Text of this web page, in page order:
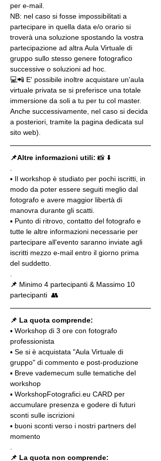
per e-mail.
NB: nel caso si fosse impossibilitati a
partecipare in quella data e/o orario si
troverà una soluzione spostando la vostra
partecipazione ad altra Aula Virtuale di
gruppo sullo stesso genere fotografico
successive o soluzioni ad hoc.
💻📲 E' possibile inoltre acquistare un'aula
virtuale privata se si preferisce una totale
immersione da soli a tu per tu col master.
Anche successivamente, nel caso si decida
a posteriori, tramite la pagina dedicata sul
sito web).
📌Altre informazioni utili: 📸 ⬇️
▪️ Il workshop è studiato per pochi iscritti, in
modo da poter essere seguiti meglio dal
fotografo e avere maggior libertà di
manovra durante gli scatti.
▪️ Punto di ritrovo, contatto del fotografo e
tutte le altre informazioni necessarie per
partecipare all'evento saranno inviate agli
iscritti mezzo e-mail entro il giorno prima
del suddetto.
📌 Minimo 4 partecipanti & Massimo 10
partecipanti  👥
📌 La quota comprende:
▪️ Workshop di 3 ore con fotografo
professionista
▪️ Se si è acquistata "Aula Virtuale di
gruppo" di commento e post-produzione
▪️ Breve vademecum sulle tematiche del
workshop
▪️ WorkshopFotografici.eu CARD per
accumulare presenza e godere di futuri
sconti sulle iscrizioni
▪️ buoni sconti verso i nostri partners del
momento
📌 La quota non comprende: